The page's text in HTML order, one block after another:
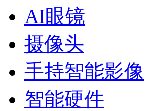
AI眼镜
摄像头
手持智能影像
智能硬件